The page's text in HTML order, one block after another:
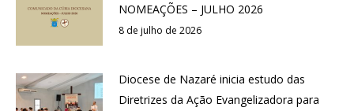
NOMEAÇÕES – JULHO 2026
8 de julho de 2026
Diocese de Nazaré inicia estudo das
Diretrizes da Ação Evangelizadora para